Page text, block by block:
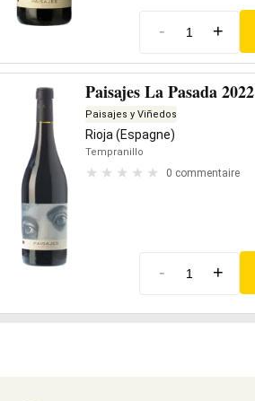
- +
Paisajes La Pasada 2022
Paisajes y Viñedos
Rioja (Espagne)
Tempranillo
0 commentaire
- +